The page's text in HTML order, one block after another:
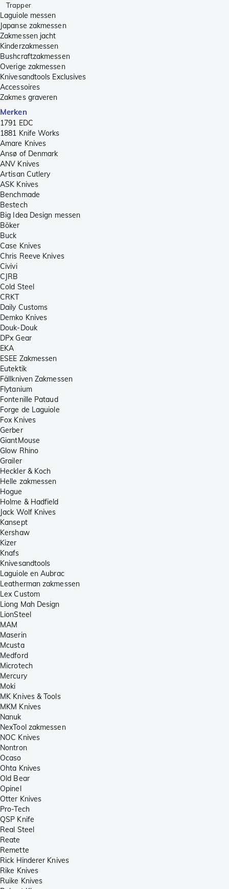
Trapper
Laguiole messen
Japanse zakmessen
Zakmessen jacht
Kinderzakmessen
Bushcraftzakmessen
Overige zakmessen
Knivesandtools Exclusives
Accessoires
Zakmes graveren
Merken
1791 EDC
1881 Knife Works
Amare Knives
Ansø of Denmark
ANV Knives
Artisan Cutlery
ASK Knives
Benchmade
Bestech
Big Idea Design messen
Böker
Buck
Case Knives
Chris Reeve Knives
Civivi
CJRB
Cold Steel
CRKT
Daily Customs
Demko Knives
Douk-Douk
DPx Gear
EKA
ESEE Zakmessen
Eutektik
Fällkniven Zakmessen
Flytanium
Fontenille Pataud
Forge de Laguiole
Fox Knives
Gerber
GiantMouse
Glow Rhino
Grailer
Heckler & Koch
Helle zakmessen
Hogue
Holme & Hadfield
Jack Wolf Knives
Kansept
Kershaw
Kizer
Knafs
Knivesandtools
Laguiole en Aubrac
Leatherman zakmessen
Lex Custom
Liong Mah Design
LionSteel
MAM
Maserin
Mcusta
Medford
Microtech
Mercury
Moki
MK Knives & Tools
MKM Knives
Nanuk
NexTool zakmessen
NOC Knives
Nontron
Ocaso
Ohta Knives
Old Bear
Opinel
Otter Knives
Pro-Tech
QSP Knife
Real Steel
Reate
Remette
Rick Hinderer Knives
Rike Knives
Ruike Knives